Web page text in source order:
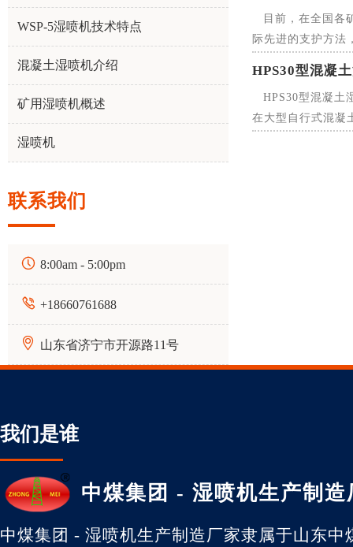
WSP-5湿喷机技术特点
混凝土湿喷机介绍
矿用湿喷机概述
湿喷机
联系我们
 8:00am - 5:00pm
 +18660761688
 山东省济宁市开源路11号
目前，在全国各
际先进的支护方法
HPS30型混凝
HPS30型混凝土
在大型自行式混凝
我们是谁
中煤集团 - 湿喷机生产制造
中煤集团 - 湿喷机生产制造厂家隶属于山东中